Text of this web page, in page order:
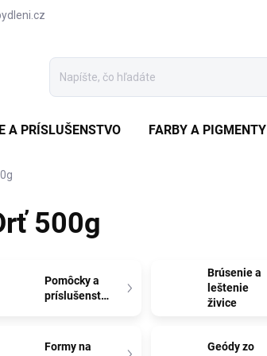
A PRÍSLUŠENSTVO FARBY A PIGMENTY
500g
Pomôcky a
príslušenstvo
Brúsenie a
leštenie
živice
Formy na
Geódy zo